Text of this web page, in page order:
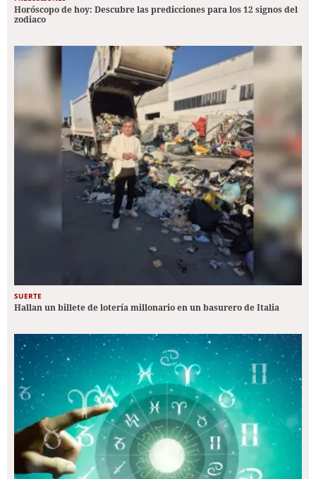
Horóscopo de hoy: Descubre las predicciones para los 12 signos del
zodiaco
SUERTE
Hallan un billete de lotería millonario en un basurero de Italia